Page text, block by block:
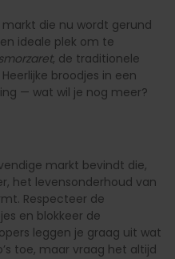
die nu wordt gerund
ideale plek om te
, de traditionele
broodjes in een
— wat wil je nog meer?
markt bevindt die,
het levensonderhoud van
Respecteer de
en blokkeer de
leggen je graag uit wat
toe, maar vraag het altijd